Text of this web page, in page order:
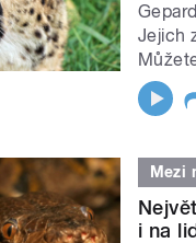
Jejich
Mezi
i na